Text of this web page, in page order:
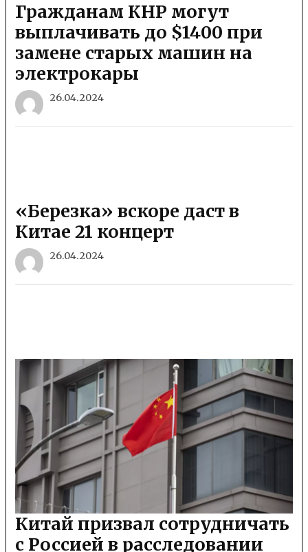
Гражданам КНР могут
выплачивать до $1400 при
замене старых машин на
электрокары
26.04.2024
«Березка» вскоре даст в
Китае 21 концерт
26.04.2024
Китай призвал сотрудничать
с Россией в расследовании